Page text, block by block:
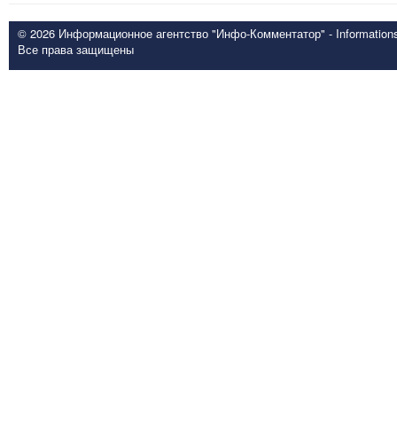
© 2026 Информационное агентство "Инфо-Комментатор" -
Все права защищены